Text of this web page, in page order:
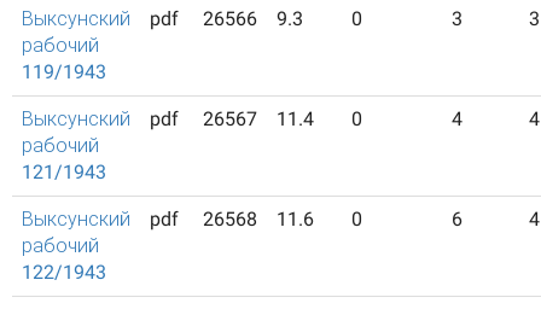
Выксунский
рабочий
119/1943
pdf 26566 9.3 0 3 3
Выксунский
рабочий
121/1943
pdf 26567 11.4 0 4 4
Выксунский
рабочий
122/1943
pdf 26568 11.6 0 6 4